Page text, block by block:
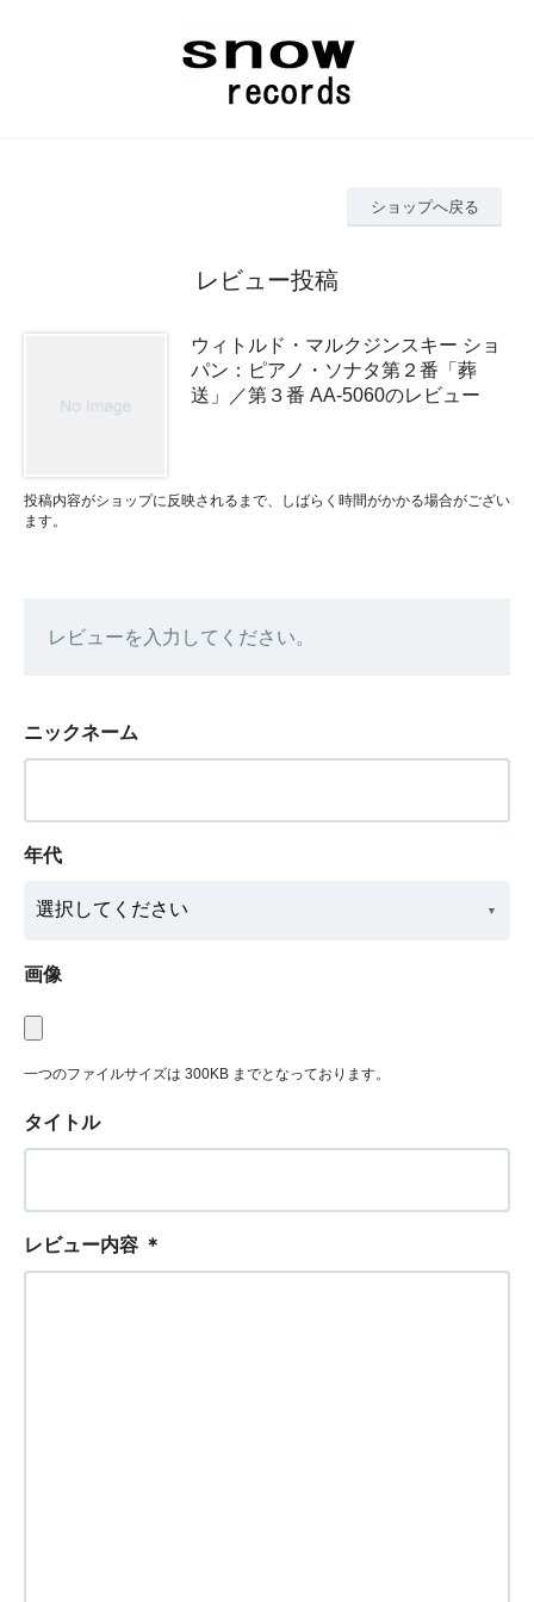
ショップへ戻る
レビュー投稿
ウィトルド・マルクジンスキー ショ
パン：ピアノ・ソナタ第２番「葬
送」／第３番 AA-5060のレビュー
投稿内容がショップに反映されるまで、しばらく時間がかかる場合がござい
ます。
レビューを入力してください。
ニックネーム
年代
画像
一つのファイルサイズは 300KB までとなっております。
タイトル
レビュー内容 ＊